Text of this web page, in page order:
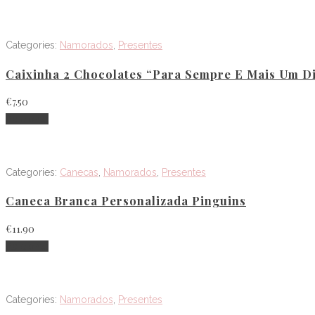
Categories: Namorados, Presentes
Caixinha 2 Chocolates “Para Sempre E Mais Um
€7.50
Categories: Canecas Namorados Presentes
Caneca Branca Personalizada Pinguins
€11.90
Categories: Namorados Presentes